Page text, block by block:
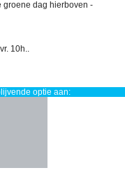
groene dag hierboven -
10h..
optie aan: